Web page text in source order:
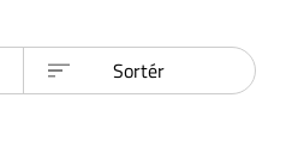
Sortér